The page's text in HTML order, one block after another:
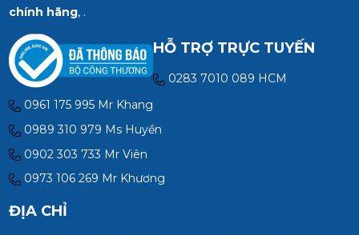
chính hãng, .
HỖ TRỢ TRỰC TUYẾN
0283 7010 089 HCM
0961 175 995 Mr Khang
0989 310 979 Ms Huyền
0902 303 733 Mr Viên
0973 106 269 Mr Khương
ĐỊA CHỈ